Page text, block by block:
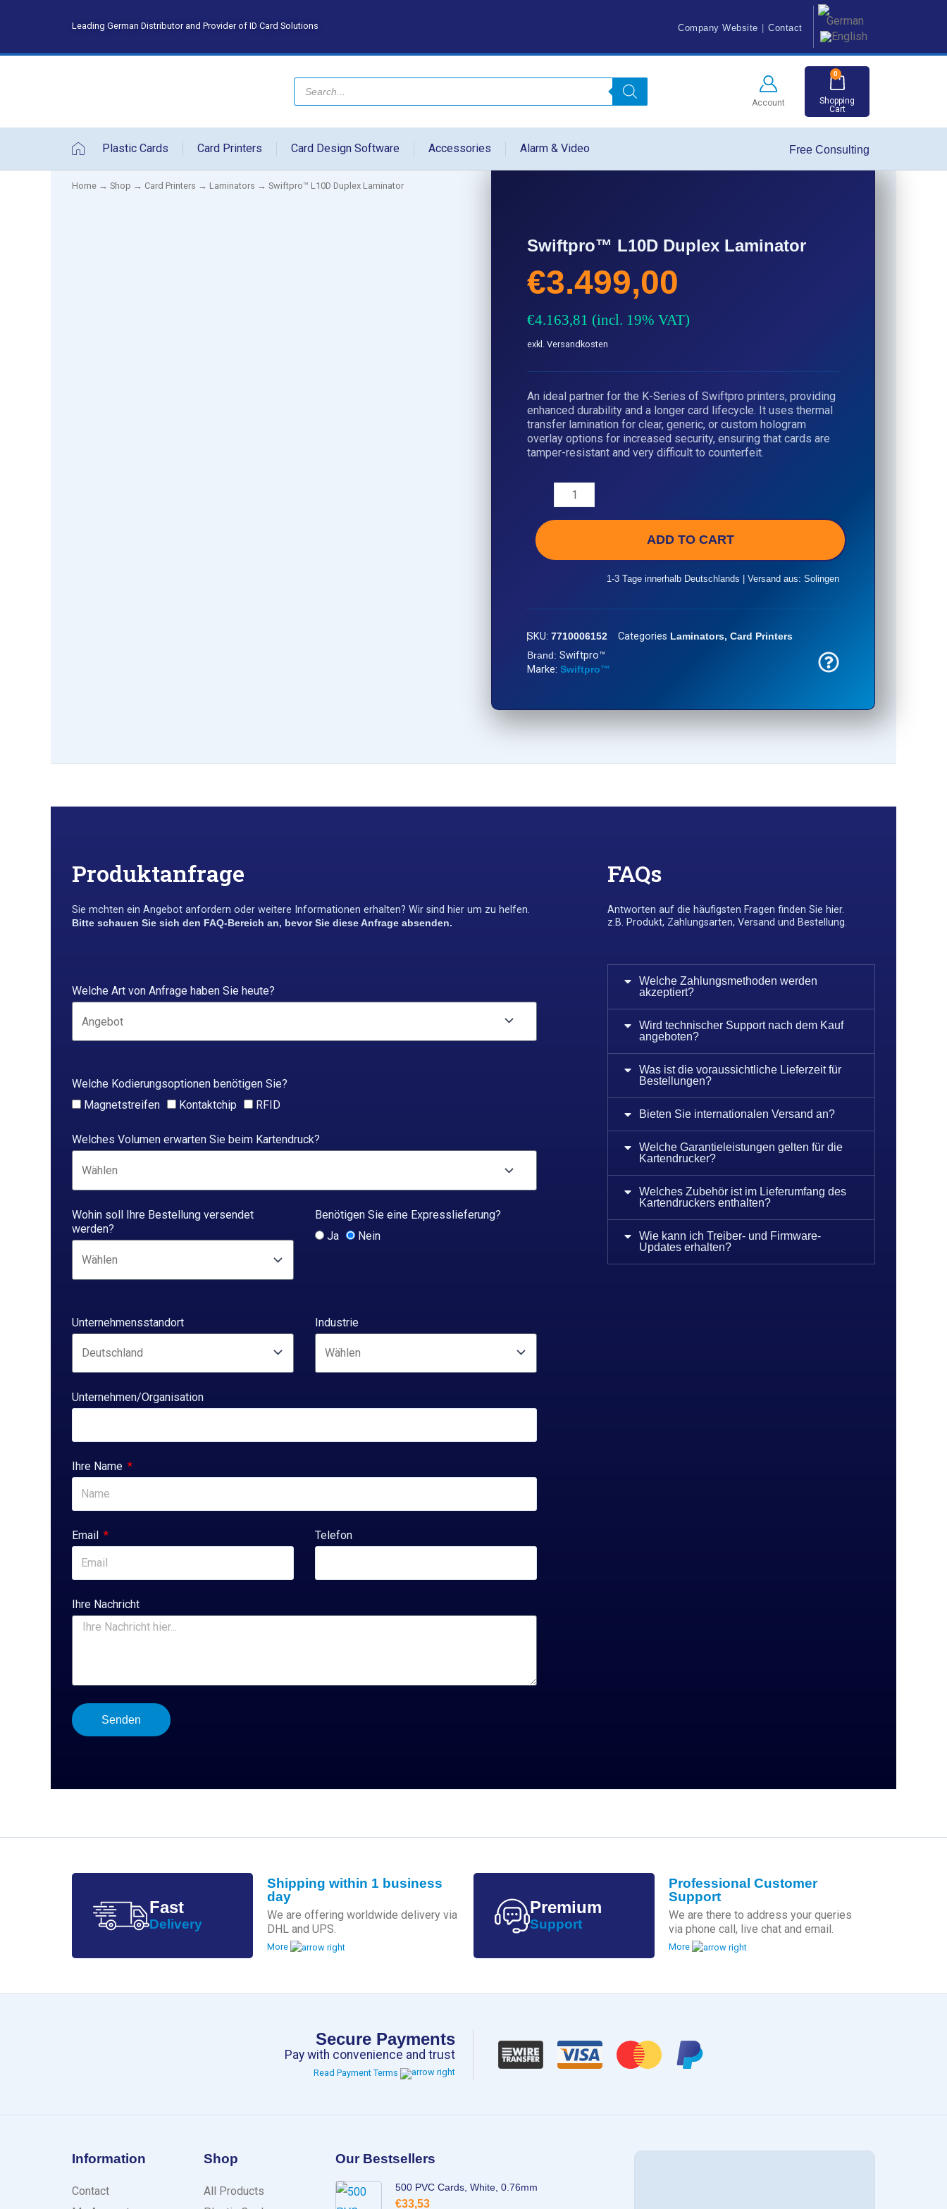
Leading German Distributor and Provider of ID Card Solutions Company Website Contact
Account
0
Shopping
Cart
Plastic Cards Card Printers Card Design Software Accessories Alarm & Video Free Consulting
Home → Shop → Card Printers → Laminators → Swiftpro™ L10D Duplex Laminator
Swiftpro™ L10D Duplex Laminator
€3.499,00
€4.163,81 (incl. 19% VAT)
exkl. Versandkosten
An ideal partner for the K-Series of Swiftpro printers, providing
enhanced durability and a longer card lifecycle. It uses thermal
transfer lamination for clear, generic, or custom hologram
overlay options for increased security, ensuring that cards are
tamper-resistant and very difficult to counterfeit.
ADD TO CART
1-3 Tage innerhalb Deutschlands | Versand aus: Solingen
SKU: 7710006152 Categories Laminators, Card Printers
Brand: Swiftpro™
Marke: Swiftpro™
Produktanfrage
Sie m￶chten ein Angebot anfordern oder weitere Informationen erhalten? Wir sind hier um zu helfen.
Bitte schauen Sie sich den FAQ-Bereich an, bevor Sie diese Anfrage absenden.
Welche Art von Anfrage haben Sie heute?
Welche Kodierungsoptionen benötigen Sie?
Magnetstreifen
Kontaktchip RFID
Welches Volumen erwarten Sie beim Kartendruck?
Wohin soll Ihre Bestellung versendet
werden?
Benötigen Sie eine Expresslieferung?
Ja
Nein
Unternehmensstandort Industrie
Unternehmen/Organisation
Ihre Name
Email Telefon
Ihre Nachricht
Senden
FAQs
Antworten auf die häufigsten Fragen finden Sie hier.
z.B. Produkt, Zahlungsarten, Versand und Bestellung.
Welche Zahlungsmethoden werden
akzeptiert?
Wird technischer Support nach dem Kauf
angeboten?
Was ist die voraussichtliche Lieferzeit für
Bestellungen?
Bieten Sie internationalen Versand an?
Welche Garantieleistungen gelten für die
Kartendrucker?
Welches Zubehör ist im Lieferumfang des
Kartendruckers enthalten?
Wie kann ich Treiber- und Firmware-
Updates erhalten?
Fast
Delivery
Shipping within 1 business
day
We are offering worldwide delivery via
DHL and UPS.
More
Premium
Support
Professional Customer
Support
We are there to address your queries
via phone call, live chat and email.
More
Secure Payments
Pay with convenience and trust
Read Payment Terms
Information
Contact
Shop
All Products
Our Bestsellers
500 PVC Cards, White, 0.76mm
€33,53